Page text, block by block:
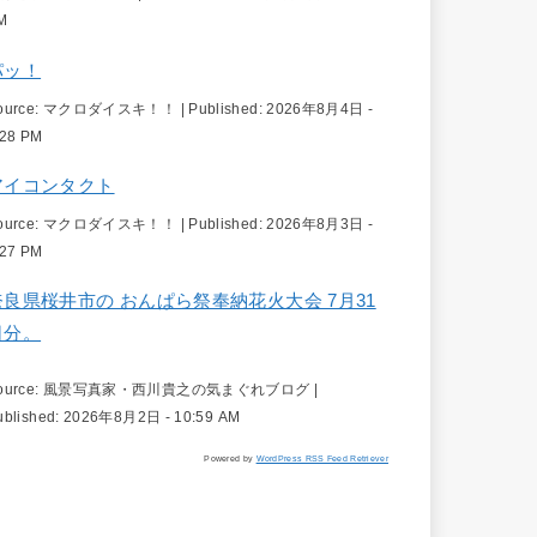
！
マクロダイスキ！！ | Published:2026年8月4日 -
PM
イコンタクト
マクロダイスキ！！ Published:2026年8月3日 -
PM
良県桜井市の おんぱら祭奉納花火大会 7月31
分。
風景写真家・西川貴之の気まぐれブログ
2026年8月2日 - 10:59 AM
Powered by WordPress RSS Feed Retriever